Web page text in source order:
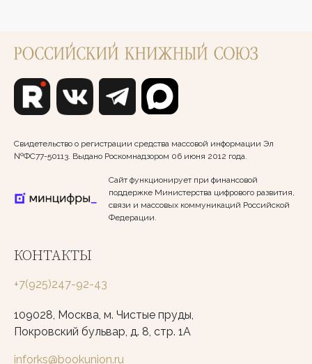
Свидетельство о регистрации средства массовой информации Эл
№ФС77-50113. Выдано Роскомнадзором 06 июня 2012 года.
Сайт функционирует при финансовой
поддержке Министерства цифрового развития,
связи и массовых коммуникаций Российской
Федерации.
КОНТАКТЫ
+7(925)247-92-43
109028, Москва, м. Чистые пруды,
Покровский бульвар, д. 8, стр. 1А
inforks@bookunion.ru